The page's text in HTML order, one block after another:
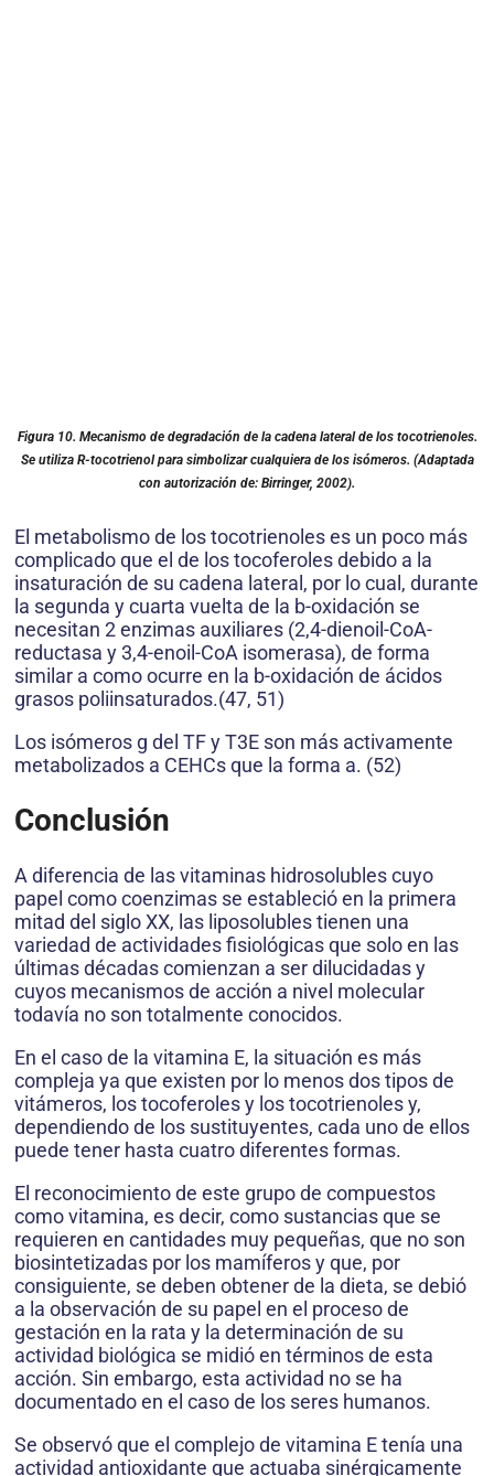
Figura 10. Mecanismo de degradación de la cadena lateral de los tocotrienoles.
Se utiliza R-tocotrienol para simbolizar cualquiera de los isómeros. (Adaptada
con autorización de: Birringer, 2002).
El metabolismo de los tocotrienoles es un poco más
complicado que el de los tocoferoles debido a la
insaturación de su cadena lateral, por lo cual, durante
la segunda y cuarta vuelta de la b-oxidación se
necesitan 2 enzimas auxiliares (2,4-dienoil-CoA-
reductasa y 3,4-enoil-CoA isomerasa), de forma
similar a como ocurre en la b-oxidación de ácidos
grasos poliinsaturados.(47, 51)
Los isómeros g del TF y T3E son más activamente
metabolizados a CEHCs que la forma a. (52)
Conclusión
A diferencia de las vitaminas hidrosolubles cuyo
papel como coenzimas se estableció en la primera
mitad del siglo XX, las liposolubles tienen una
variedad de actividades fisiológicas que solo en las
últimas décadas comienzan a ser dilucidadas y
cuyos mecanismos de acción a nivel molecular
todavía no son totalmente conocidos.
En el caso de la vitamina E, la situación es más
compleja ya que existen por lo menos dos tipos de
vitámeros, los tocoferoles y los tocotrienoles y,
dependiendo de los sustituyentes, cada uno de ellos
puede tener hasta cuatro diferentes formas.
El reconocimiento de este grupo de compuestos
como vitamina, es decir, como sustancias que se
requieren en cantidades muy pequeñas, que no son
biosintetizadas por los mamíferos y que, por
consiguiente, se deben obtener de la dieta, se debió
a la observación de su papel en el proceso de
gestación en la rata y la determinación de su
actividad biológica se midió en términos de esta
acción. Sin embargo, esta actividad no se ha
documentado en el caso de los seres humanos.
Se observó que el complejo de vitamina E tenía una
actividad antioxidante que actuaba sinérgicamente